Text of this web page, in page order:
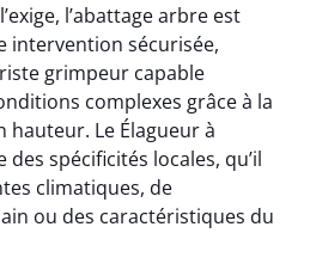
l’abattage arbre est
intervention sécurisée,
grimpeur capable
complexes grâce à la
Le Élagueur à
spécificités locales, qu’il
climatiques, de
ou des caractéristiques du